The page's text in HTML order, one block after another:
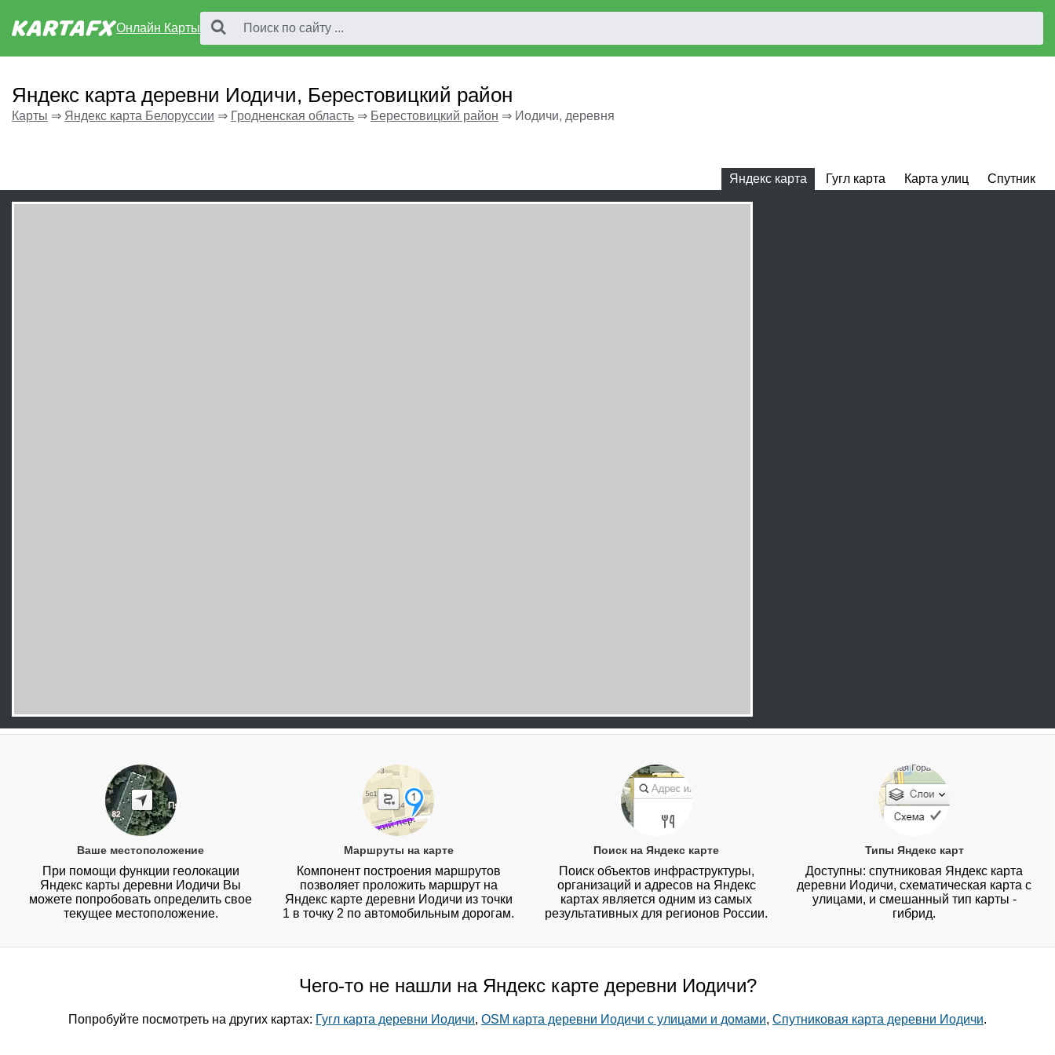
Онлайн Карты
Яндекс карта деревни Иодичи, Берестовицкий район
Карты ⇒ Яндекс карта Белоруссии ⇒ Гродненская область ⇒ Берестовицкий район ⇒ Иодичи, деревня
Яндекс карта Гугл карта Карта улиц Спутник
Ваше местоположение
При помощи функции геолокации
Яндекс карты деревни Иодичи Вы
можете попробовать определить свое
текущее местоположение.
Маршруты на карте
Компонент построения маршрутов
позволяет проложить маршрут на
Яндекс карте деревни Иодичи из точки
1 в точку 2 по автомобильным дорогам.
Поиск на Яндекс карте
Поиск объектов инфраструктуры,
организаций и адресов на Яндекс
картах является одним из самых
результативных для регионов России.
Типы Яндекс карт
Доступны: спутниковая Яндекс карта
деревни Иодичи, схематическая карта с
улицами, и смешанный тип карты -
гибрид.
Чего-то не нашли на Яндекс карте деревни Иодичи?
Попробуйте посмотреть на других картах: Гугл карта деревни Иодичи, OSM карта деревни Иодичи с улицами и домами, Спутниковая карта деревни Иодичи.